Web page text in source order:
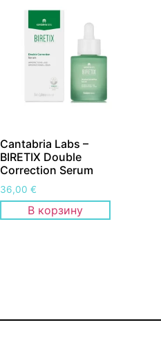
Cantabria Labs –
BIRETIX Double
Correction Serum
36,00€
В корзину